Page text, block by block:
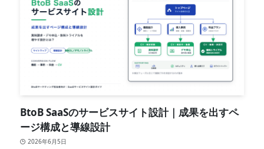
BtoB SaaSのサービスサイト設計｜成果を出すペ
ージ構成と導線設計
2026年6月5日